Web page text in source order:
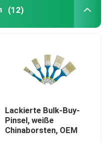
(12)
Lackierte Bulk-Buy-
Pinsel, weiße
Chinaborsten, OEM